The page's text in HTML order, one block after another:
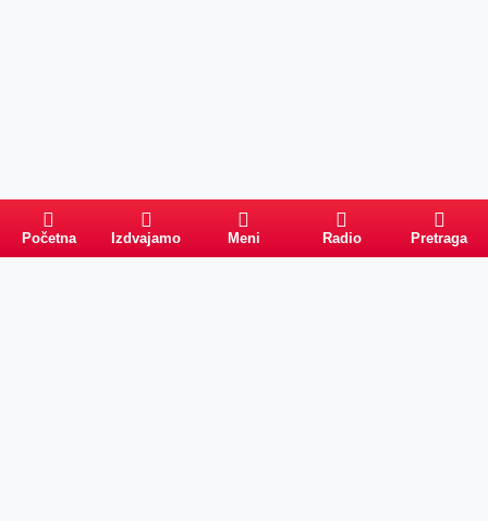
Početna Izdvajamo Meni Radio Pretraga